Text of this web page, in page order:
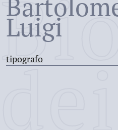
Luigi
tipografo
dei